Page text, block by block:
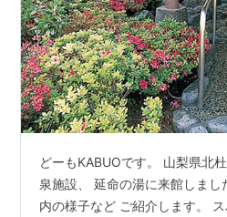
どーもKABUOです。 山梨県北
泉施設、 延命の湯に来館しま
内の様子など ご紹介します。